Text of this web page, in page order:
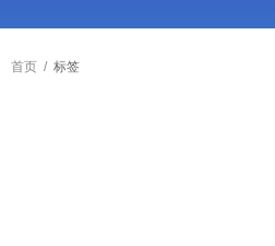
首页 / 标签